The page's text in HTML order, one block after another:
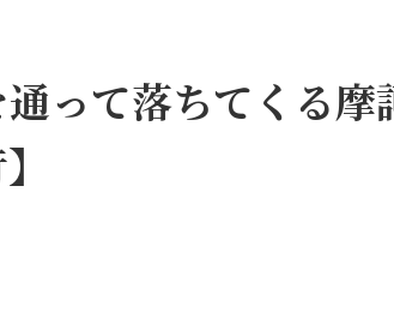
って落ちてくる摩